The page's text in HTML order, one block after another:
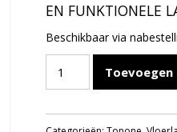
EN FUNKTIONELE
Beschikbaar via
BOLT
2ARM
Toevoegen